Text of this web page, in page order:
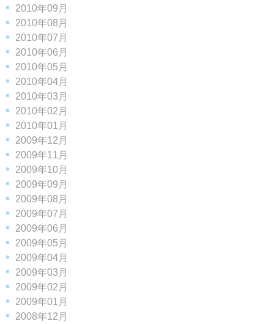
2010年09月
2010年08月
2010年07月
2010年06月
2010年05月
2010年04月
2010年03月
2010年02月
2010年01月
2009年12月
2009年11月
2009年10月
2009年09月
2009年08月
2009年07月
2009年06月
2009年05月
2009年04月
2009年03月
2009年02月
2009年01月
2008年12月